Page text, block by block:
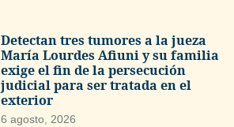
Detectan tres tumores a la jueza
María Lourdes Afiuni y su familia
exige el fin de la persecución
judicial para ser tratada en el
exterior
6 agosto, 2026